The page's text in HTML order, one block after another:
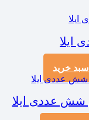
ایلا
سبد خرید
شش عددی ایلا